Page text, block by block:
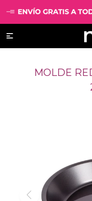

MOLDE